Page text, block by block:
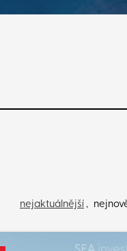
nejaktuálnější ,